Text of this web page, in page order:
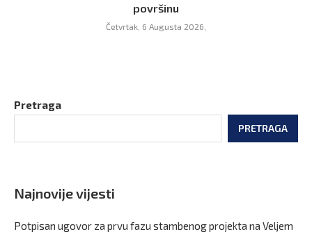
površinu
Četvrtak, 6 Augusta 2026,
Pretraga
PRETRAGA
Najnovije vijesti
Potpisan ugovor za prvu fazu stambenog projekta na Veljem